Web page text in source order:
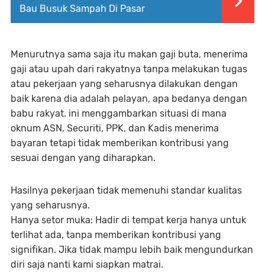
Bau Busuk Sampah Di Pasar
Menurutnya sama saja itu makan gaji buta, menerima
gaji atau upah dari rakyatnya tanpa melakukan tugas
atau pekerjaan yang seharusnya dilakukan dengan
baik karena dia adalah pelayan, apa bedanya dengan
babu rakyat. ini menggambarkan situasi di mana
oknum ASN, Securiti, PPK, dan Kadis menerima
bayaran tetapi tidak memberikan kontribusi yang
sesuai dengan yang diharapkan.
Hasilnya pekerjaan tidak memenuhi standar kualitas
yang seharusnya.
Hanya setor muka: Hadir di tempat kerja hanya untuk
terlihat ada, tanpa memberikan kontribusi yang
signifikan. Jika tidak mampu lebih baik mengundurkan
diri saja nanti kami siapkan matrai.